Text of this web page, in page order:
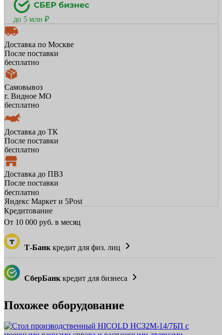
до 5 млн ₽
Доставка по Москве
После поставки
бесплатно
Самовывоз
г. Видное МО
бесплатно
Доставка до ТК
После поставки
бесплатно
Доставка до ПВЗ
После поставки
бесплатно
Яндекс Маркет и 5Post
Кредитование
От 10 000 руб. в месяц
Т-Банк кредит для физ. лиц
СберБанк кредит для бизнеса
Похожее оборудование